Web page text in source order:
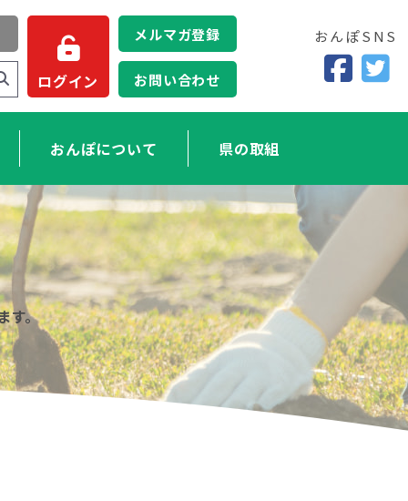
ログイン
おんぽについて 県の取組
メルマガ登録
お問い合わせ
おんぽSNS
す。